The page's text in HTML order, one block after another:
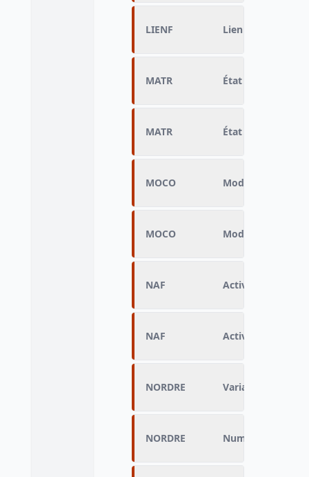
LIENF Lien familial
MATR État matrimonial
MATR État matrimonial
MOCO Mode de
MOCO Mode de
NAF Activité
NAF Activité
NORDRE Variable sans
NORDRE Numéro d’ordre